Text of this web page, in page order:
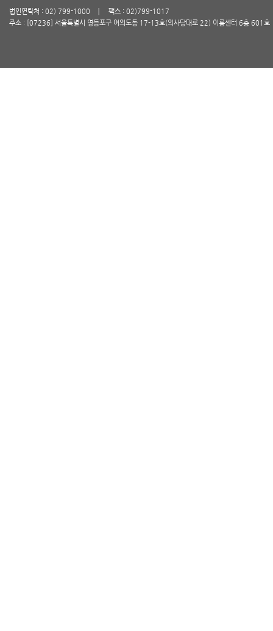
법인연락처 : 02) 799-1000
팩스 : 02)799-1017
주소 : [07236] 서울특별시 영등포구 여의도동 17-13호(의사당대로 22) 이룸센터 6층 601호